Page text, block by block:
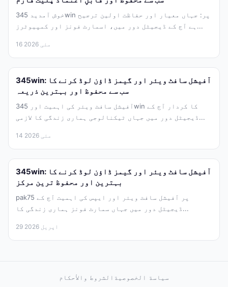
خوش آمدید 345win پر: جہاں معیار اور حفاظت اولین ترجیح
ہے آج کے ڈیجیٹل دور میں، اسمارٹ فونز اور کمپیوٹرز...
16 مئی 2026
345win: آفیشل سافٹ ویئر اور گیمز ڈاؤن لوڈ کرنے کا
سب سے محفوظ اور بہترین ذریعہ
آفیشل سافٹ ویئر کی اہمیت اور 345win کا کردار آج کے
ڈیجیٹل دور میں جہاں ٹیکنالوجی ہماری زندگی کا لازمی...
14 مئی 2026
345win: آفیشل سافٹ ویئر اور گیمز ڈاؤن لوڈ کرنے کا
بہترین اور محفوظ ترین مرکز
pak75 پر آفیشل سافٹ ویئر اور ایپس کی اہمیت آج کے
ڈیجیٹل دور میں جہاں سمارٹ فونز ہماری زندگی کا...
29 اپریل 2026
الشروط والأحكام سياسة الخصوصية